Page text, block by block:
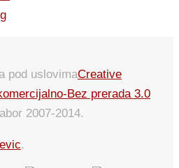
pod uslovimaCreative
Bez prerada 3.0
2007-2014.
.